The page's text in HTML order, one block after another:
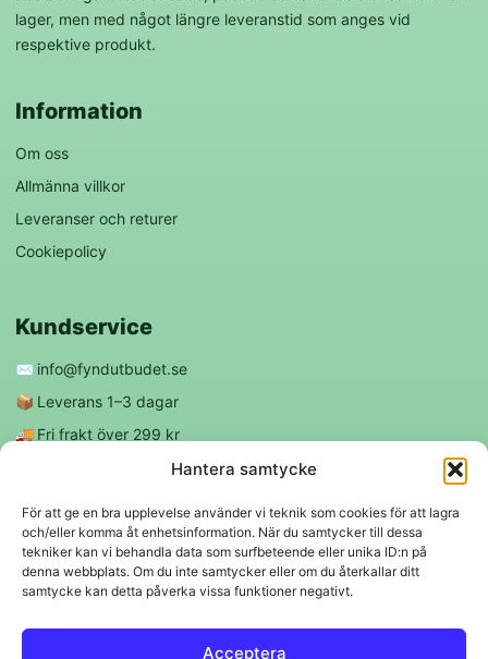
Hantera samtycke
För att ge en bra upplevelse använder vi teknik som cookies för att lagra
och/eller komma åt enhetsinformation. När du samtycker till dessa
tekniker kan vi behandla data som surfbeteende eller unika ID:n på
denna webbplats. Om du inte samtycker eller om du återkallar ditt
samtycke kan detta påverka vissa funktioner negativt.
Acceptera
lager, men med något längre leveranstid som anges vid
respektive produkt.
Information
Om oss
Allmänna villkor
Leveranser och returer
Cookiepolicy
Kundservice
✉️ info@fyndutbudet.se
📦 Leverans 1–3 dagar
🚚 Fri frakt över 299 kr
Följ oss
f ◎